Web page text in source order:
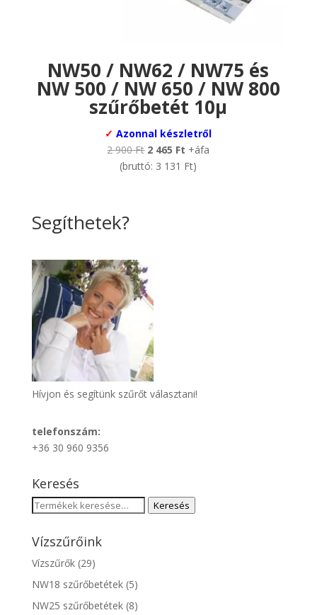
NW50 / NW62 / NW75 és
NW 500 / NW 650 / NW 800
szűrőbetét 10µ
✓ Azonnal készletről
2 900Ft Original
price
2 465 Ft Current
price
+áfa
(bruttó: 3 131 Ft)
Segíthetek?
Hívjon és segítünk szűrőt választani!
telefonszám:
+36 30 960 9356
Keresés
Keresés
következőre:
Keresés
Vízszűrőink
Vízszűrők (29)
NW18 szűrőbetétek (5)
NW25 szűrőbetétek (8)